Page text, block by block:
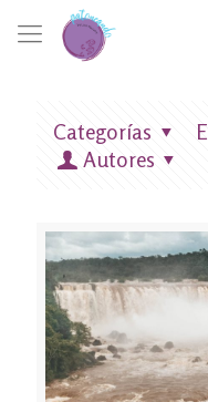
Categorías
Autores